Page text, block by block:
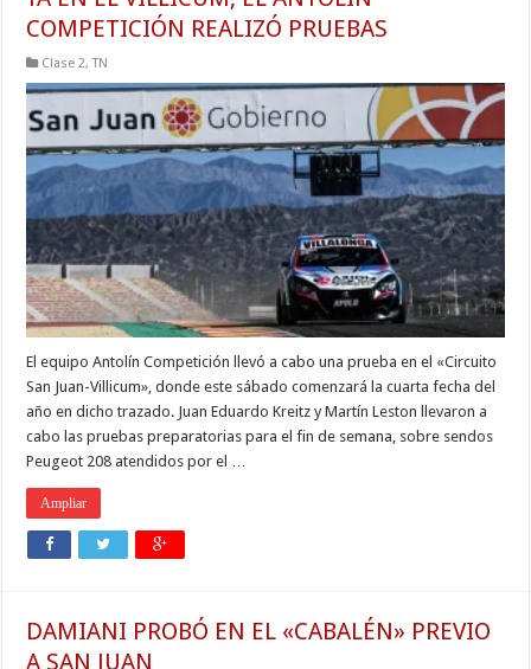
COMPETICIÓN REALIZÓ PRUEBAS
Clase 2,TN
El equipo Antolín Competición llevó a cabo una prueba en el «Circuito
San Juan-Villicum», donde este sábado comenzará la cuarta fecha del
año en dicho trazado. Juan Eduardo Kreitz y Martín Leston llevaron a
cabo las pruebas preparatorias para el fin de semana, sobre sendos
Peugeot 208 atendidos por el …
Ampliar
DAMIANI PROBÓ EN EL «CABALÉN» PREVIO
A SAN JUAN